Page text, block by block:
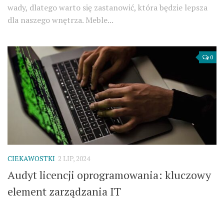
wady, dlatego warto się zastanowić, która będzie lepsza
dla naszego wnętrza. Meble...
0
CIEKAWOSTKI 2 LIP, 2024
Audyt licencji oprogramowania: kluczowy
element zarządzania IT